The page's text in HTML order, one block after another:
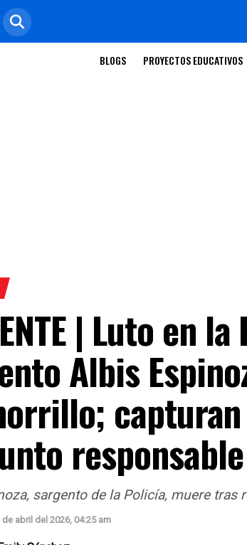
BLOGS PROYECTOS EDUCATIVOS
| Luto en
Albis
capturan
responsable
sargento de la Policía, muere tras
abril del 2026, 04:25 am